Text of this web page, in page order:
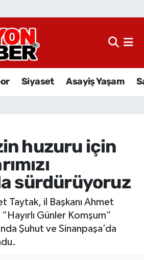
Siyaset Asayiş Yaşam
huzuru için
sürdürüyoruz
Taytak, il Başkanı Ahmet
Günler Komşum”
Şuhut ve Sinanpaşa’da